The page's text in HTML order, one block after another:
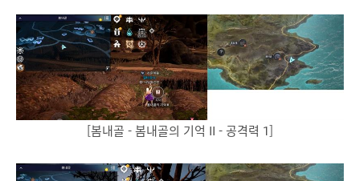
[봄내골 - 봄내골의 기억 II - 공격력 1]